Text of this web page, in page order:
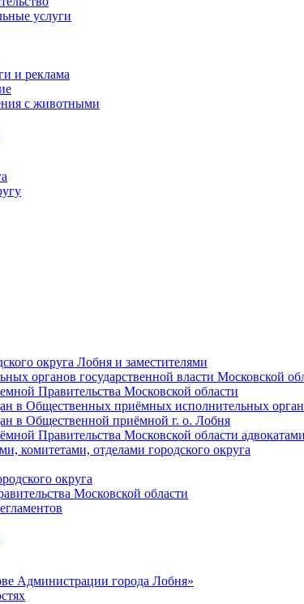
услуги
и реклама
с животными
округа Лобня и заместителями
органов государственной власти Московской
Правительства Московской области
в Общественных приёмных исполнительных
в Общественной приёмной г. о. Лобня
Правительства Московской области
комитетами, отделами городского округа
округа
Московской области
Администрации города Лобня»